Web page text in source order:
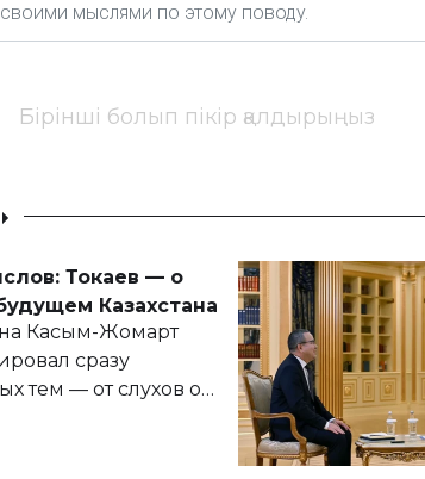
Бірінші болып пікір қалдырыңыз
Токаев — о
Казахстана
Касым-Жомарт
сразу
тем — от слухов о
здоровья.